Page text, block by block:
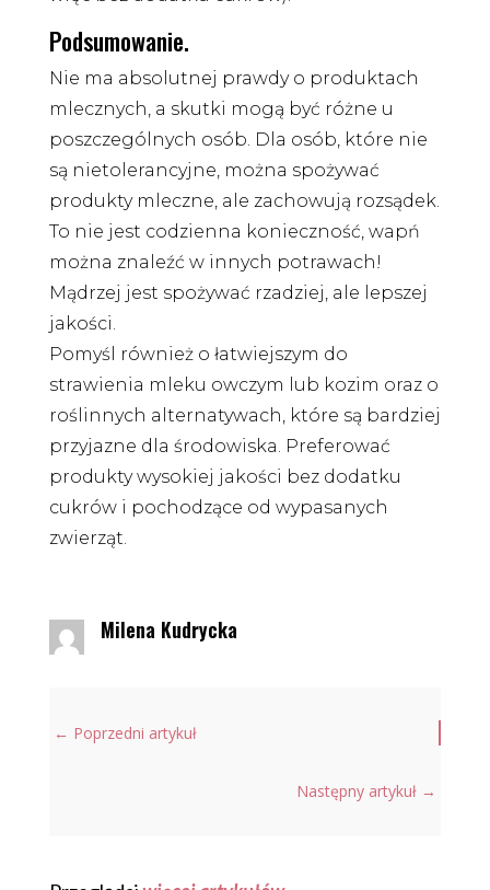
Podsumowanie.
Nie ma absolutnej prawdy o produktach
mlecznych, a skutki mogą być różne u
poszczególnych osób. Dla osób, które nie
są nietolerancyjne, można spożywać
produkty mleczne, ale zachowują rozsądek.
To nie jest codzienna konieczność, wapń
można znaleźć w innych potrawach!
Mądrzej jest spożywać rzadziej, ale lepszej
jakości.
Pomyśl również o łatwiejszym do
strawienia mleku owczym lub kozim oraz o
roślinnych alternatywach, które są bardziej
przyjazne dla środowiska. Preferować
produkty wysokiej jakości bez dodatku
cukrów i pochodzące od wypasanych
zwierząt.
Milena Kudrycka
← Poprzedni artykuł
Następny artykuł→